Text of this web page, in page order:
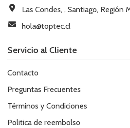
Las Condes, , Santiago, Región
hola@toptec.cl
Servicio al Cliente
Contacto
Preguntas Frecuentes
Términos y Condiciones
Politica de reembolso